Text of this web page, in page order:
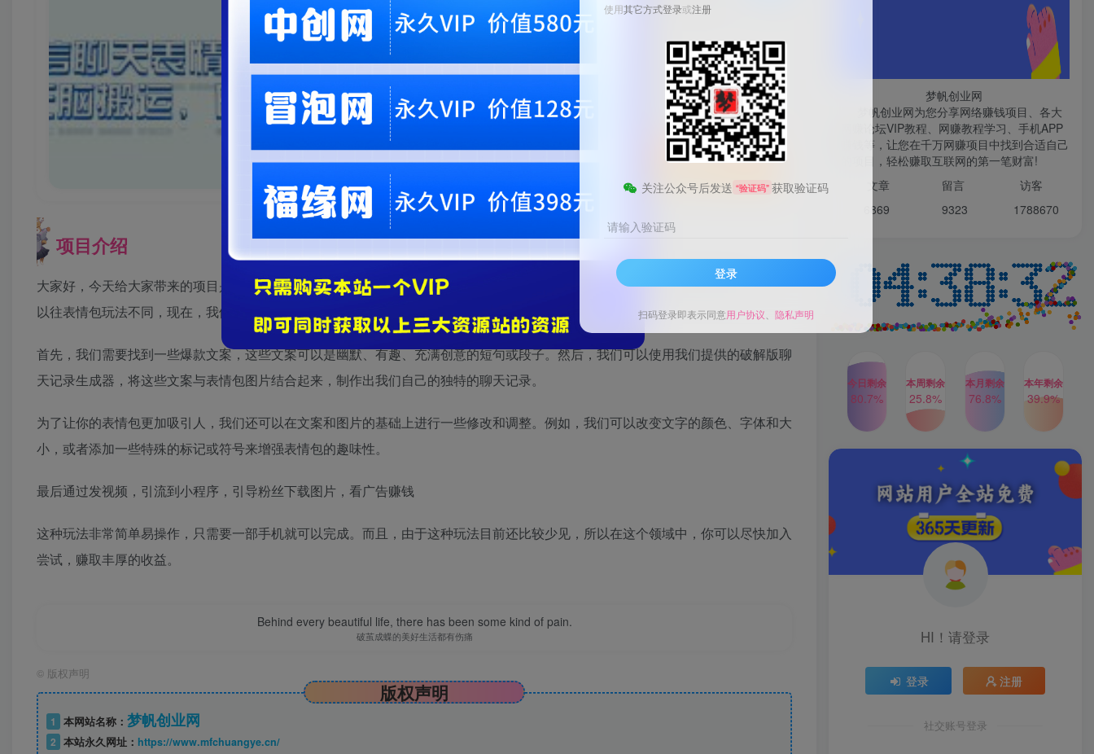
此内容为付费资源，请付费后查看
会员专属资源
黄金会员 免费 钻石会员免费
您暂无购买权限，请先开通会员
项目介绍
大家好，今天给大家带来的项目是《微信聊天表情包2.0新玩法，适合0基础小白，无脑搬运。仅凭一部手机，轻松日入500+》，与
以往表情包玩法不同，现在，我们带来了一种全新的表情包玩法，让你的表情包在聊天记录中引爆
首先，我们需要找到一些爆款文案，这些文案可以是幽默、有趣、充满创意的短句或段子。然后，我们可以使用我们提供的破解版聊
天记录生成器，将这些文案与表情包图片结合起来，制作出我们自己的独特的聊天记录。
为了让你的表情包更加吸引人，我们还可以在文案和图片的基础上进行一些修改和调整。例如，我们可以改变文字的颜色、字体和大
小，或者添加一些特殊的标记或符号来增强表情包的趣味性。
最后通过发视频，引流到小程序，引导粉丝下载图片，看广告赚钱
这种玩法非常简单易操作，只需要一部手机就可以完成。而且，由于这种玩法目前还比较少见，所以在这个领域中，你可以尽快加入
尝试，赚取丰厚的收益。
Behind every beautiful life, there has been some kind of pain.
破茧成蝶的美好生活都有伤痛
© 版权声明
版权声明
1 本网站名称： 梦帆创业网
2 本站永久网址： https://www.mfchuangye.cn/
多多视频撸收益最新玩法，
高收益技术，单日变现
2000+，附赠全套技术资料
2年前 1W+人已阅读
数，操作简单 上手难度低
2年前 1W+人已阅读
2024年最新玩法转转无货源
电商，新手小白 简单操作，
2年前 1W+人已阅读
TOP4
发行人计划蛋仔派对全新玩
法，一天3000＋，蓝海暴力
变现2年前
公众号S粉新玩法，简单操
作、多重变现，每日收益1k
2年前
梦帆创业网
梦帆创业网为您分享网络赚钱项目、各大
网赚论坛VIP教程、网赚教程学习、手机APP
赚钱等，让您在千万网赚项目中找到合适自己
的项目，轻松赚取互联网的第一笔财富!
文章 留言 访客
6869 9323 1788670
今日剩余
80.7%
本周剩余
25.8%
本月剩余
76.8%
本年剩余
39.9%
HI！请登录
登录 注册
社交账号登录
使用其它方式登录或注册
关注公众号后发送 “验证码” 获取验证码
请输入验证码
登录
扫码登录即表示同意用户协议 隐私声明